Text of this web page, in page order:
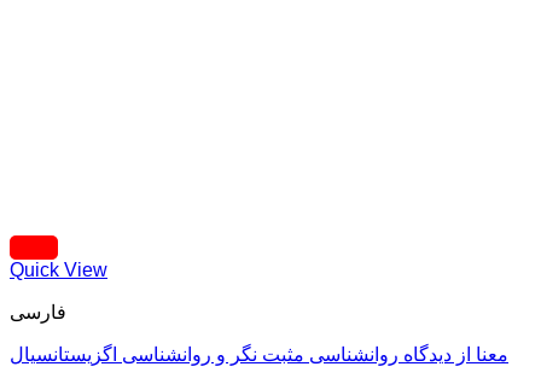
Quick View
فارسی
معنا از دیدگاه روانشناسی مثبت نگر و روانشناسی اگزیستانسیال